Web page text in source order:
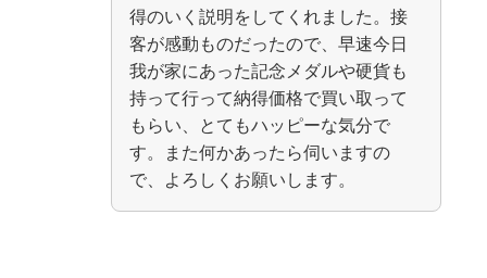
得のいく説明をしてくれました。接
客が感動ものだったので、早速今日
我が家にあった記念メダルや硬貨も
持って行って納得価格で買い取って
もらい、とてもハッピーな気分で
す。また何かあったら伺いますの
で、よろしくお願いします。